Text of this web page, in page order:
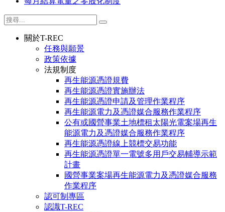
關於T-REC
任務與願景
政策依據
法規制度
再生能源憑證規費
再生能源憑證實施辦法
再生能源憑證申請及管理作業程序
再生能源電力及憑證媒合服務作業程序
公有或國營事業土地標租太陽光電案場再生
能源電力及憑證媒合服務作業程序
再生能源憑證線上競標交易功能
再生能源憑證單一電號多用戶交易輔導示範
計畫
國營事業案場再生能源電力及憑證媒合服務
作業程序
認可制專區
認識T-REC